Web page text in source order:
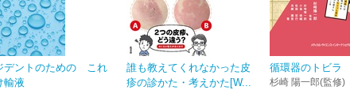
デントのための これ
輸液
誰も教えてくれなかった皮
疹の診かた・考えかた[W...
循環器のトビラ
杉崎 陽一郎(監修)